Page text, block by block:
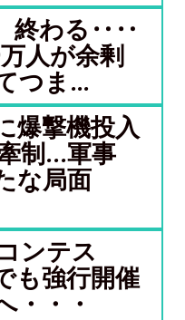
終わる‥‥
人が余剰
つま...
爆撃機投入
制…軍事
な局面
ンテス
も強行開催
・・・